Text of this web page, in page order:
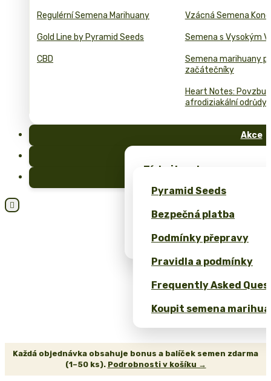
Regulérní Semena Marihuany
Gold Line by Pyramid Seeds
CBD
Vzácná Semena
Semena s Vysokým
Semena marihuany
začátečníky
Heart Notes:
afrodiziakální odrůdy
Akce
Získejte zdarma semena
(ROI)
Pyramid Seeds
Bezpečná platba
Podmínky přepravy
Pravidla a podmínky
Frequently Asked
Koupit semena

Každá objednávka obsahuje bonus a balíček semen zdarma
(1–50 ks). Podrobnosti v košíku →